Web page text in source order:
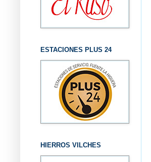
ESTACIONES PLUS 24
HIERROS VILCHES